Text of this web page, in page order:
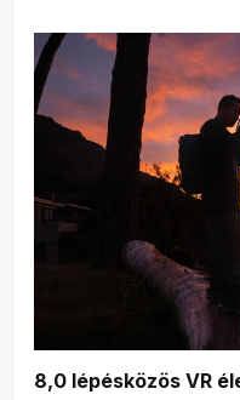
8,0 lépésközös VR